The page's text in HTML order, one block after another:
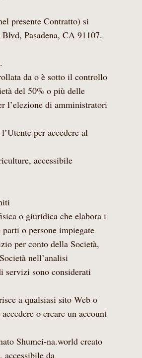
presente Contratto) si
Pasadena, CA 91107.
da o è sotto il controllo
del 50% o più delle
l’elezione di amministratori
per accedere al
accessibile
o giuridica che elabora i
o persone impiegate
per conto della Società,
nell’analisi
sono considerati
a qualsiasi sito Web o
o creare un account
Shumei-na.world creato
accessibile da